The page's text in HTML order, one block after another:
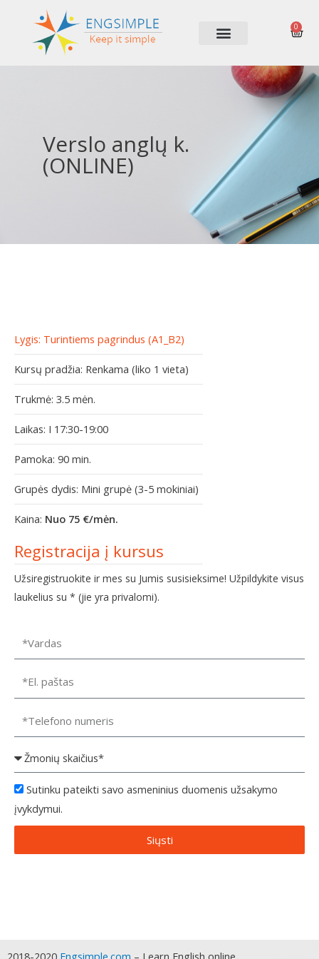
0
Verslo anglų k.
(ONLINE)
Lygis: Turintiems pagrindus (A1_B2)
Kursų pradžia: Renkama (liko 1 vieta)
Trukmė: 3.5 mėn.
Laikas: I 17:30-19:00
Pamoka: 90 min.
Grupės dydis: Mini grupė (3-5 mokiniai)
Kaina: Nuo 75 €/mėn.
Registracija į kursus
Užsiregistruokite ir mes su Jumis susisieksime! Užpildykite visus
laukelius su * (jie yra privalomi).
Sutinku pateikti savo asmeninius duomenis užsakymo
įvykdymui.
Siųsti